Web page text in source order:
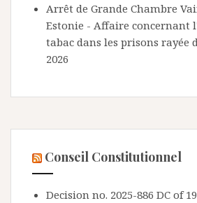
Arrêt de Grande Chambre
Estonie - Affaire concernant
tabac dans les prisons rayée
2026
Conseil Constitutionnel
Decision no. 2025-886 DC of